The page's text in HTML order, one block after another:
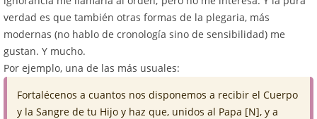
verdad es que también otras formas de la plegaria, más
modernas (no hablo de cronología sino de sensibilidad) me
gustan. Y mucho.
Por ejemplo, una de las más usuales:
Fortalécenos a cuantos nos disponemos a recibir el Cuerpo
y la Sangre de tu Hijo y haz que, unidos al Papa [N], y a